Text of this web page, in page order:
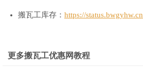
搬瓦工库存： https://status.bwgyhw.cn
更多搬瓦工优惠网教程